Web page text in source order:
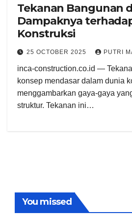
Tekanan Bangunan
Dampaknya
Konstruksi
25 OCTOBER 2025 PUTRI
inca-construction.co.id —
konsep mendasar dalam dunia
menggambarkan gaya-gaya
struktur. Tekanan ini…
You missed